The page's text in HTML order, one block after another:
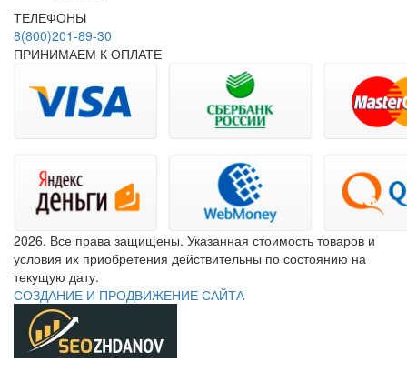
ТЕЛЕФОНЫ
8(800)201-89-30
ПРИНИМАЕМ К ОПЛАТЕ
2026. Все права защищены. Указанная стоимость товаров и
условия их приобретения действительны по состоянию на
текущую дату.
СОЗДАНИЕ И ПРОДВИЖЕНИЕ САЙТА